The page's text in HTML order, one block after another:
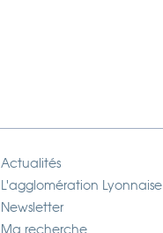
Actualités
L'agglomération Lyonnaise
Newsletter
Ma recherche